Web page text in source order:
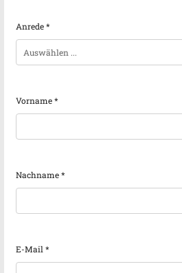
Anrede*
Vorname*
Nachname*
E-Mail*